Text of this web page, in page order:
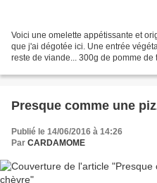
Voici une omelette appétissante et
que j'ai dégotée ici. Une entrée
reste de viande... 300g de pomme
Presque comme une
Publié le 14/06/2016 à 14:26
Par CARDAMOME